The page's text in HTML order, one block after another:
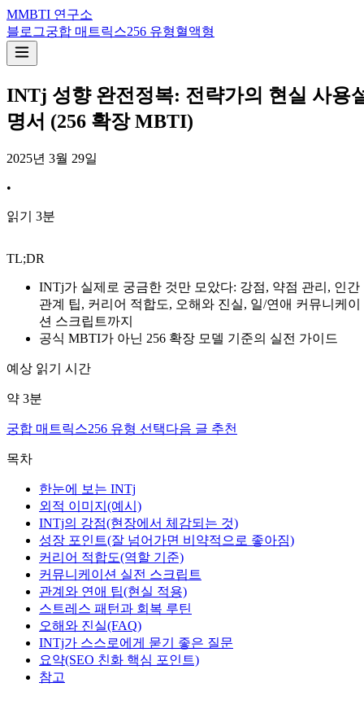
MMBTI 연구소
블로그궁합 매트릭스256 유형혈액형
INTj 성향 완전정복: 전략가의 현실 사용
명서 (256 확장 MBTI)
2025년 3월 29일
•
읽기 3분
TL;DR
INTj가 실제로 궁금한 것만 모았다: 강점, 약점 관리, 인간
관계 팁, 커리어 적합도, 오해와 진실, 일/연애 커뮤니케이
션 스크립트까지
공식 MBTI가 아닌 256 확장 모델 기준의 실전 가이드
예상 읽기 시간
약 3분
궁합 매트릭스256 유형 선택다음 글 추천
목차
한눈에 보는 INTj
외적 이미지(예시)
INTj의 강점(현장에서 체감되는 것)
성장 포인트(잘 넘어가면 비약적으로 좋아짐)
커리어 적합도(역할 기준)
커뮤니케이션 실전 스크립트
관계와 연애 팁(현실 적용)
스트레스 패턴과 회복 루틴
오해와 진실(FAQ)
INTj가 스스로에게 묻기 좋은 질문
요약(SEO 친화 핵심 포인트)
참고